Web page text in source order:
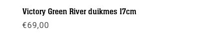
Victory Green River duikmes 17cm
€69,00